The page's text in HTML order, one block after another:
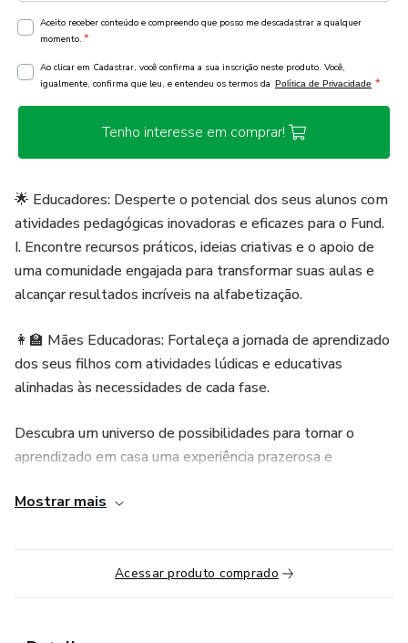
Aceito receber conteúdo e compreendo que posso me descadastrar a qualquer
momento. *
Ao clicar em Cadastrar, você confirma a sua inscrição neste produto. Você,
igualmente, confirma que leu, e entendeu os termos da Política de Privacidade *
Tenho interesse em comprar!
🌟 Educadores: Desperte o potencial dos seus alunos com
atividades pedagógicas inovadoras e eficazes para o Fund.
I. Encontre recursos práticos, ideias criativas e o apoio de
uma comunidade engajada para transformar suas aulas e
alcançar resultados incríveis na alfabetização.
👩‍🏫 Mães Educadoras: Fortaleça a jornada de aprendizado
dos seus filhos com atividades lúdicas e educativas
alinhadas às necessidades de cada fase.
Descubra um universo de possibilidades para tornar o
aprendizado em casa uma experiência prazerosa e
forma leve e divertida.
📚 Para Todos: A Lumini Comunidade é o seu espaço de
troca, aprendizado e inspiração! Acesse um acervo
crescente de materiais exclusivos, participe de discussões
Mostrar mais
Acessar produto comprado